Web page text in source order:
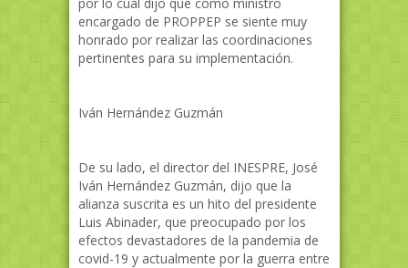
por lo cual dijo que como ministro
encargado de PROPPEP se siente muy
honrado por realizar las coordinaciones
pertinentes para su implementación.
Iván Hernández Guzmán
De su lado, el director del INESPRE, José
Iván Hernández Guzmán, dijo que la
alianza suscrita es un hito del presidente
Luis Abinader, que preocupado por los
efectos devastadores de la pandemia de
covid-19 y actualmente por la guerra entre